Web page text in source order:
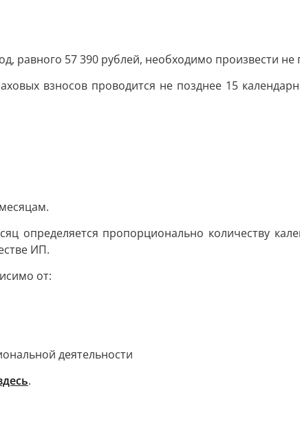
равного 57 390 рублей, необходимо произвести не
взносов проводится не позднее 15
определяется пропорционально количеству
ИП.
от:
деятельности
.